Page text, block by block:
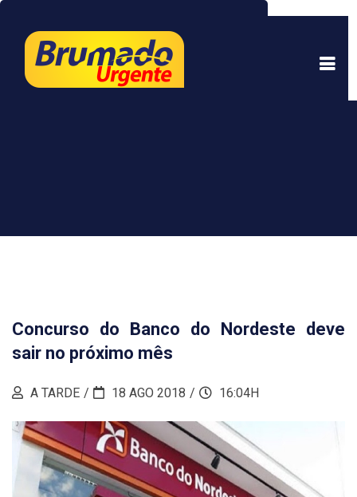
experiência. Ao continuar a navegar, você está
de acordo com isso.Saber mais.
Concurso do Banco do Nordeste deve
sair no próximo mês
A TARDE 18 AGO 2018 16:04H